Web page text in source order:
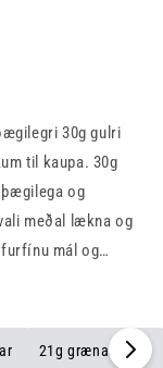
30g gulri
til kaupa. 30g
og
meðal lækna og
mál og
nálarnar okkar
okkar af 30g
21g grænar nálar